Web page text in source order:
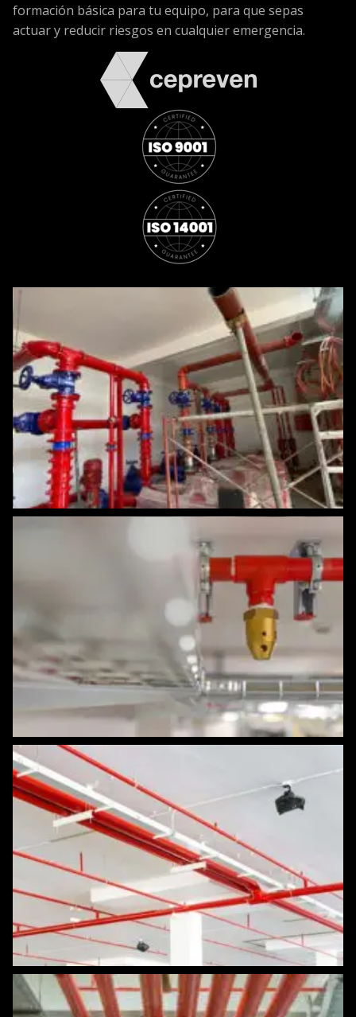
formación básica para tu equipo, para que sepas
actuar y reducir riesgos en cualquier emergencia.